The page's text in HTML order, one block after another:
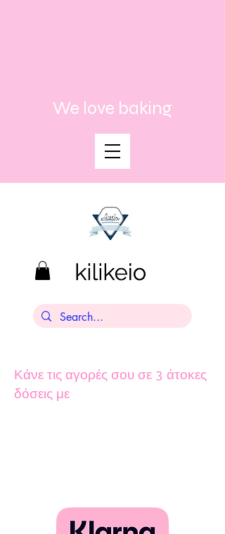
We love baking
Κάνε τις αγορές σου σε 3 άτοκες
δόσεις με